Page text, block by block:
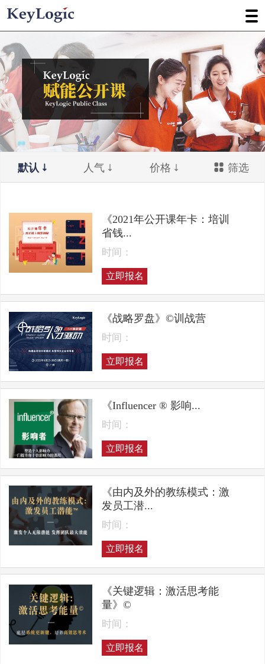
默认 人气 价格 筛选
《2021年公开课年卡：培训
省钱...
时间：
立即报名
《战略罗盘》©训战营
时间：
立即报名
《Influencer ® 影响...
时间：
立即报名
《由内及外的教练模式：激
发员工潜...
时间：
立即报名
《关键逻辑：激活思考能
量》©
时间：
立即报名